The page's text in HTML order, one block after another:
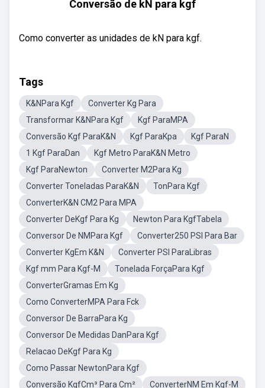
Conversão de kN para kgf
Como converter as unidades de kN para kgf.
Tags
K&NPara Kgf
Converter Kg Para
Transformar K&NPara Kgf
Kgf ParaMPA
Conversão Kgf ParaK&N
Kgf ParaKpa
Kgf ParaN
1 Kgf ParaDan
Kgf Metro ParaK&N Metro
Kgf ParaNewton
Converter M2Para Kg
Converter Toneladas ParaK&N
TonPara Kgf
ConverterK&N CM2 Para MPA
Converter DeKgf Para Kg
Newton Para KgfTabela
Conversor De NMPara Kgf
Converter250 PSI Para Bar
Converter KgEm K&N
Converter PSI ParaLibras
Kgf mm Para Kgf-M
Tonelada ForçaPara Kgf
ConverterGramas Em Kg
Como ConverterMPA Para Fck
Conversor De BarraPara Kg
Conversor De Medidas DanPara Kgf
Relacao DeKgf Para Kg
Como Passar NewtonPara Kgf
Conversão KgfCm³ Para Cm²
ConverterNM Em Kgf-M